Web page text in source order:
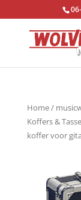
Home/
Koffers &
koffer voor